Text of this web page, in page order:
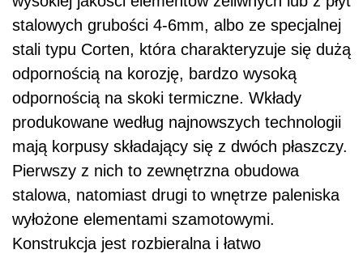
stalowych grubości 4-6mm, albo ze specjalnej
stali typu Corten, która charakteryzuje się dużą
odpornością na korozję, bardzo wysoką
odpornością na skoki termiczne. Wkłady
produkowane według najnowszych technologii
mają korpusy składający się z dwóch płaszczy.
Pierwszy z nich to zewnętrzna obudowa
stalowa, natomiast drugi to wnętrze paleniska
wyłożone elementami szamotowymi.
Konstrukcja jest rozbieralna i łatwo